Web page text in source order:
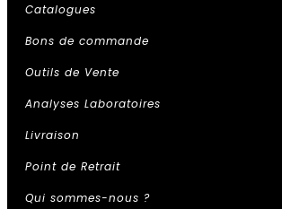
Catalogues
Bons de commande
Outils de Vente
Analyses Laboratoires
Livraison
Point de Retrait
Qui sommes-nous ?